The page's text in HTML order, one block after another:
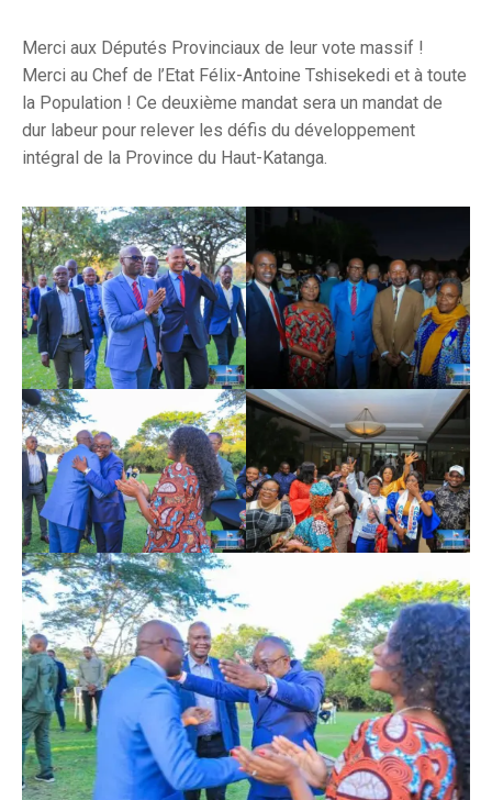
Merci aux Députés Provinciaux de leur vote massif !
Merci au Chef de l’Etat Félix-Antoine Tshisekedi et à toute
la Population ! Ce deuxième mandat sera un mandat de
dur labeur pour relever les défis du développement
intégral de la Province du Haut-Katanga.